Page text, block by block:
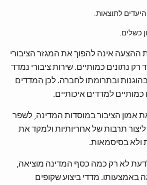
לתוצאות.
כשלים.
ההצעה אינה להפוך את המגזר הציבורי
נתונים כמותיים. שירות ציבורי נמדד
ובתרומתו לחברה. לכן המדדים
כמותיים למדדים איכותיים.
אמון הציבור במוסדות המדינה, לשפר
תרבות של אחריותיות ולמקד את
ולא בסיסמאות.
לא רק כמה כסף המדינה מוציאה,
מדדי ביצוע שקופים